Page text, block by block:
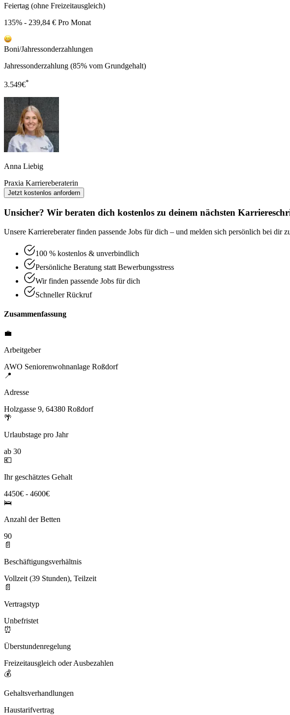
Feiertag (ohne Freizeitausgleich)
135% - 239,84 € Pro Monat
Boni/Jahressonderzahlungen
Jahressonderzahlung (85% vom Grundgehalt)
3.549€*
Anna Liebig
Praxia Karriereberaterin
Jetzt kostenlos anfordern
Unsicher? Wir beraten dich kostenlos zu deinem nächsten
Unsere Karriereberater finden passende Jobs für dich – und melden sich persönlich bei dir
100 % kostenlos & unverbindlich
Persönliche Beratung statt Bewerbungsstress
Wir finden passende Jobs für dich
Schneller Rückruf
Zusammenfassung
💼
Arbeitgeber
AWO Seniorenwohnanlage Roßdorf
📍
Adresse
Holzgasse 9, 64380 Roßdorf
🌴
Urlaubstage pro Jahr
ab 30
💶
Ihr geschätztes Gehalt
4450€ - 4600€
🛌
Anzahl der Betten
90
📄
Beschäftigungsverhältnis
Vollzeit (39 Stunden), Teilzeit
📄
Vertragstyp
Unbefristet
⏰
Überstundenregelung
Freizeitausgleich oder Ausbezahlen
💰
Gehaltsverhandlungen
Haustarifvertrag